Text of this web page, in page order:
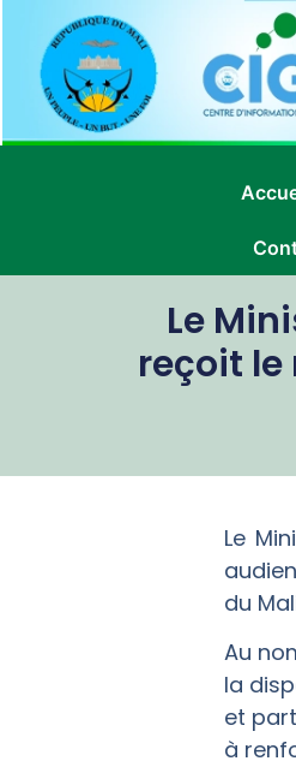
Le
reçoit le
Le
du
Au
la
et
à